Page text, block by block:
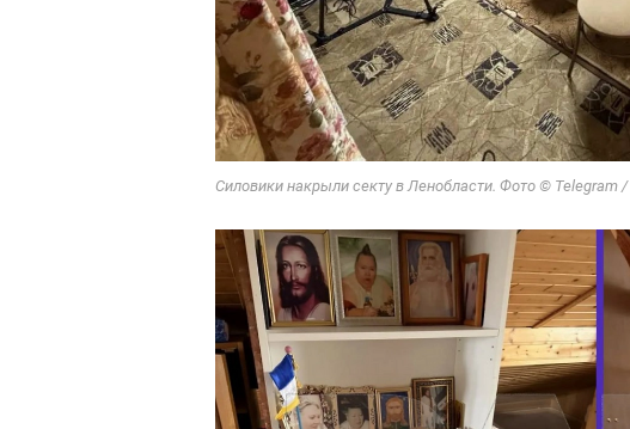
Силовики накрыли секту в Ленобласти. Фото © Telegram /